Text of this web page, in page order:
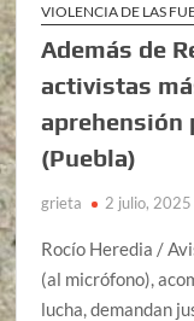
VIOLENCIA DE LAS
Además de
activistas
aprehensión
(Puebla)
grieta 2 julio, 2025
Rocío Heredia /
(al micrófono),
lucha, demandan